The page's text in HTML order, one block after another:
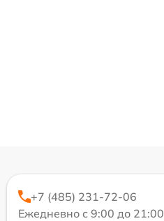
+7 (485) 231-72-06
Ежедневно с 9:00 до 21:00